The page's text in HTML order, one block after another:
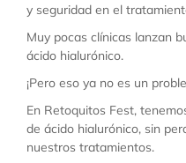
y seguridad en el
Muy pocas clínicas lanzan
ácido hialurónico.
¡Pero eso ya no es un
En Retoquitos Fest,
de ácido hialurónico, sin
nuestros tratamientos.